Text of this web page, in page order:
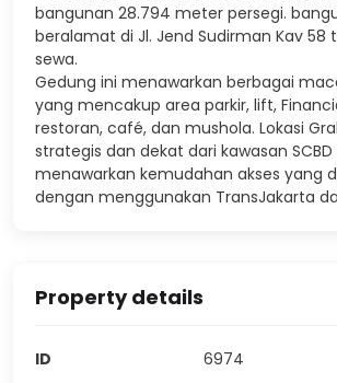
bangunan 28.794 meter persegi.
beralamat di Jl. Jend Sudirman Kav 58
sewa.
Gedung ini menawarkan berbagai
yang mencakup area parkir, lift,
restoran, café, dan mushola. Lokasi
strategis dan dekat dari kawasan SCBD
menawarkan kemudahan akses yang
dengan menggunakan TransJakarta
Property details
ID
6974